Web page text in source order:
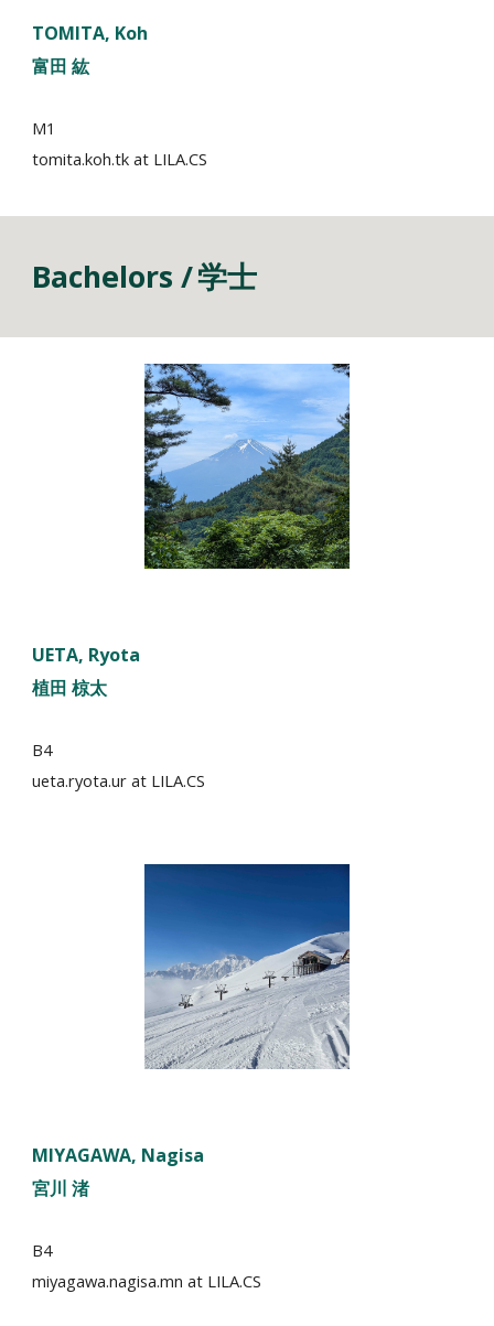
TOMITA, Koh
富田 紘
M1
tomita.koh.tkat LILA.CS
Bachelors /学士
UETA, Ryota
植田 椋太
B4
ueta.ryota.ur at LILA.CS
MIYAGAWA, Nagisa
宮川 渚
B4
miyagawa.nagisa.mnat LILA.CS